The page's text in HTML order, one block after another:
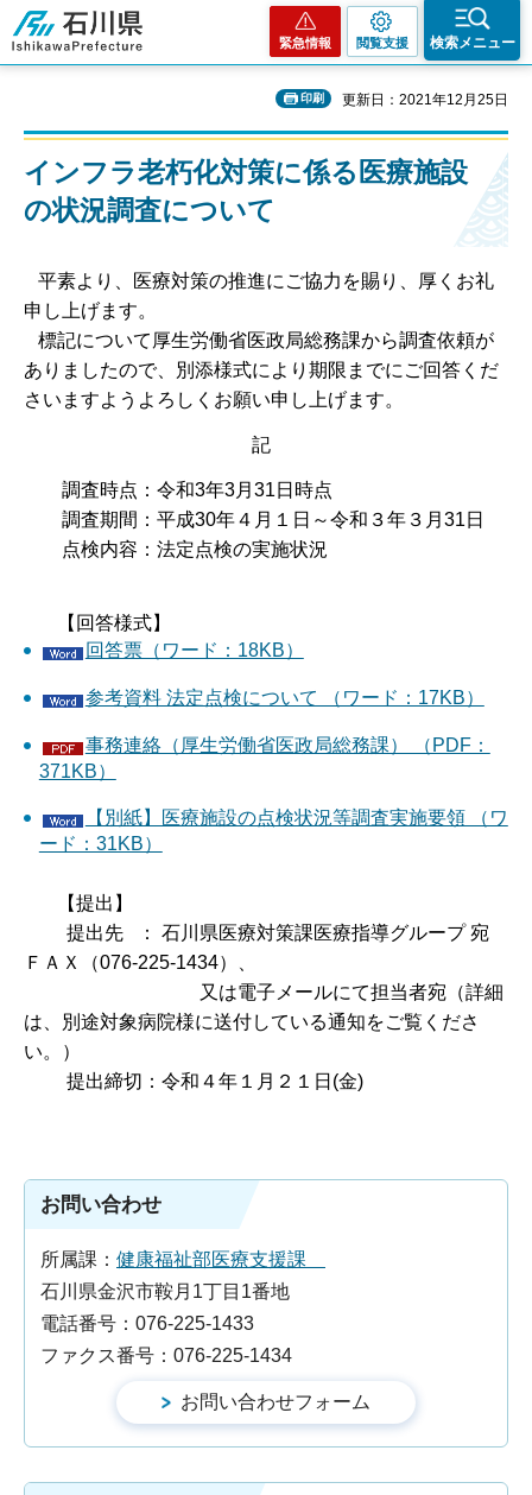
石川県
緊急情報 閲覧支援 検索メニュー
印刷 更新日：2021年12月25日
インフラ老朽化対策に係る医療施設
の状況調査について
平素より、医療対策の推進にご協力を賜り、厚くお礼
申し上げます。
標記について厚生労働省医政局総務課から調査依頼が
ありましたので、別添様式により期限までにご回答くだ
さいますようよろしくお願い申し上げます。
記
調査時点：令和3年3月31日時点
調査期間：平成30年４月１日～令和３年３月31日
点検内容：法定点検の実施状況
【回答様式】
回答票（ワード：18KB）
参考資料 法定点検について （ワード：17KB）
事務連絡（厚生労働省医政局総務課） （PDF：
371KB）
【別紙】医療施設の点検状況等調査実施要領 （ワ
ード：31KB）
【提出】
提出先 ： 石川県医療対策課医療指導グループ 宛
ＦＡＸ（076-225-1434）、
又は電子メールにて担当者宛（詳細
は、別途対象病院様に送付している通知をご覧くださ
い。）
提出締切：令和４年１月２１日(金)
お問い合わせ
所属課： 健康福祉部医療支援課
石川県金沢市鞍月1丁目1番地
電話番号：076-225-1433
ファクス番号：076-225-1434